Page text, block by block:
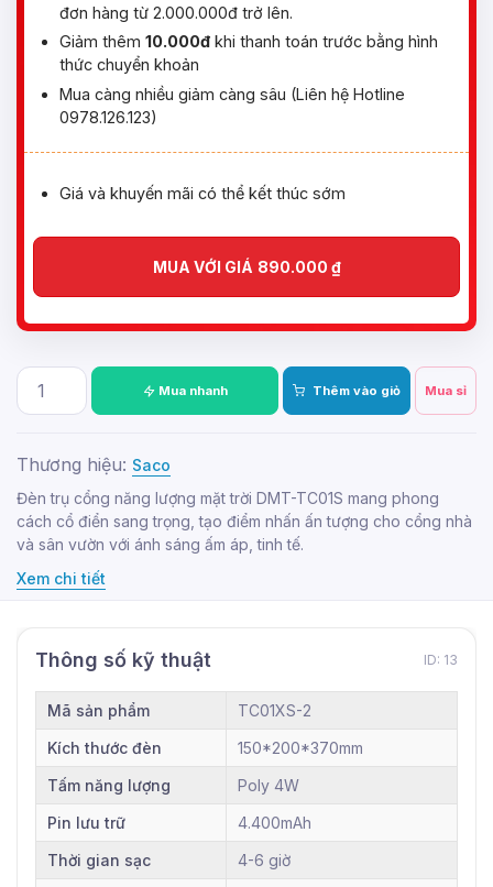
đơn hàng từ 2.000.000đ trở lên.
Giảm thêm 10.000đ khi thanh toán trước bằng hình
thức chuyển khoản
Mua càng nhiều giảm càng sâu (Liên hệ Hotline
0978.126.123)
Giá và khuyến mãi có thể kết thúc sớm
MUA VỚI GIÁ 890.000 ₫
Mua nhanh Thêm vào giỏ Mua sỉ
Thương hiệu: Saco
Đèn trụ cổng năng lượng mặt trời DMT-TC01S mang phong
cách cổ điển sang trọng, tạo điểm nhấn ấn tượng cho cổng nhà
và sân vườn với ánh sáng ấm áp, tinh tế.
Xem chi tiết
Thông số kỹ thuật ID: 13
Mã sản phẩm
TC01XS-2
Kích thước đèn
150*200*370mm
Tấm năng lượng
Poly 4W
Pin lưu trữ
4.400mAh
Thời gian sạc
4-6 giờ